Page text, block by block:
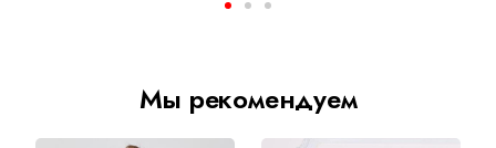
Мы рекомендуем